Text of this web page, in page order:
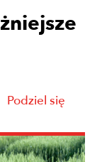
Podziel się